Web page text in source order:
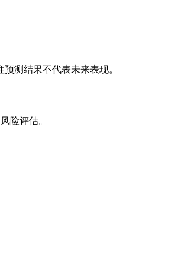
测结果不代表未来表现。
险评估。